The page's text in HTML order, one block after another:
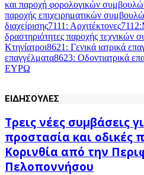
και παροχή φορολογικών
παροχής επιχειρηματικών
διαχείρισης7111: Αρχιτέκτονες
δραστηριότητες παροχής τεχνικών
Κτηνίατροι8621: Γενικά ιατρικά
επαγγέλματα8623: Οδοντιατρικά
ΕΥΡΩ
ΕΙΔΗΣΟΥΛΕΣ
Τρεις νέες συμβάσεις
προστασία και οδικές
Κορινθία από την
Πελοποννήσου